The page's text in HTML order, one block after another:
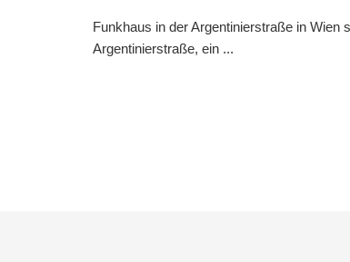
Funkhaus in der Argentinierstraße in Wien
Argentinierstraße, ein ...